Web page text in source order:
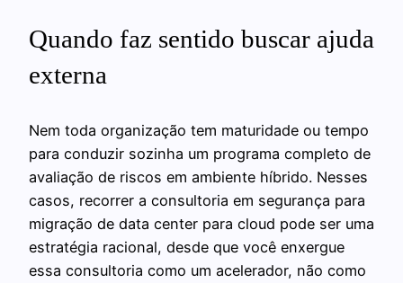
Quando faz sentido buscar ajuda
externa
Nem toda organização tem maturidade ou tempo
para conduzir sozinha um programa completo de
avaliação de riscos em ambiente híbrido. Nesses
casos, recorrer a consultoria em segurança para
migração de data center para cloud pode ser uma
estratégia racional, desde que você enxergue
essa consultoria como um acelerador, não como